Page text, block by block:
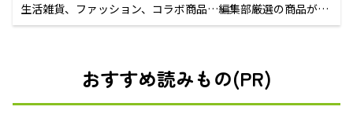
生活雑貨、ファッション、コラボ商品…編集部厳選の商品が買
えるECサイト
おすすめ読みもの(PR)